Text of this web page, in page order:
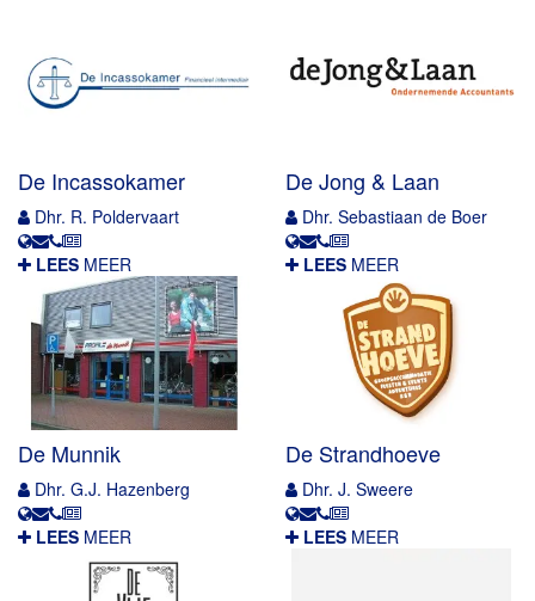
De Incassokamer
Dhr. R. Poldervaart
De Jong & Laan
Dhr. Sebastiaan de Boer
LEES MEER
De Munnik
Dhr. G.J. Hazenberg
LEES MEER
De Strandhoeve
Dhr. J. Sweere
LEES MEER LEES MEER